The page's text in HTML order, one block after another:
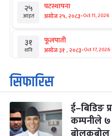
२५
आइत
घटस्थापना
असोज २५, २०८३-Oct 11, 2026
३१
शनि
फूलपाती
असोज ३१ , २०८३-Oct 17, 2026
१
आइत
कार्तिक सङ्क्रान्ति
कार्तिक १, २०८३
३
मंगल
महानवमी
कार्तिक ३, २०८३-Oct 20, 2026
सिफारिस
ई–बिडिङ
कम्पनीले